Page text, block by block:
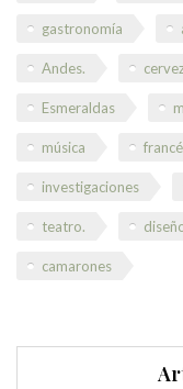
gastronomía
Andes.
Esmeraldas
música
investigaciones
teatro.
camarones